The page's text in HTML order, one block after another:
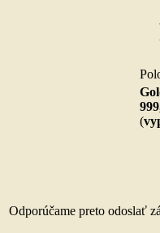
(
Odporúčame preto odoslať